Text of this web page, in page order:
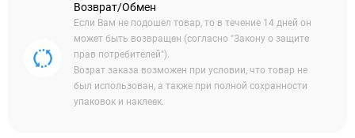
Возврат/Обмен
Если Вам не подошел товар, то в течение 14 дней он
может быть возвращен (согласно "Закону о защите
прав потребителей").
Возрат заказа возможен при условии, что товар не
был использован, а также при полной сохранности
упаковок и наклеек.